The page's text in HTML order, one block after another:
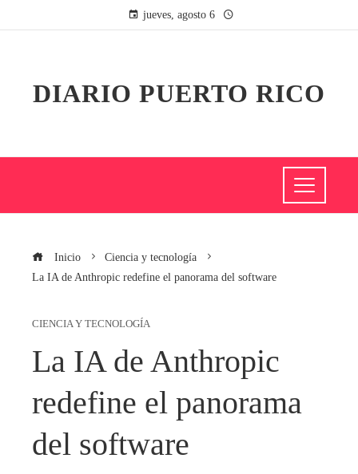
jueves, agosto 6
DIARIO PUERTO RICO
Inicio
Ciencia y tecnología
La IA de Anthropic redefine el panorama del software
CIENCIA Y TECNOLOGÍA
La IA de Anthropic
redefine el panorama
del software